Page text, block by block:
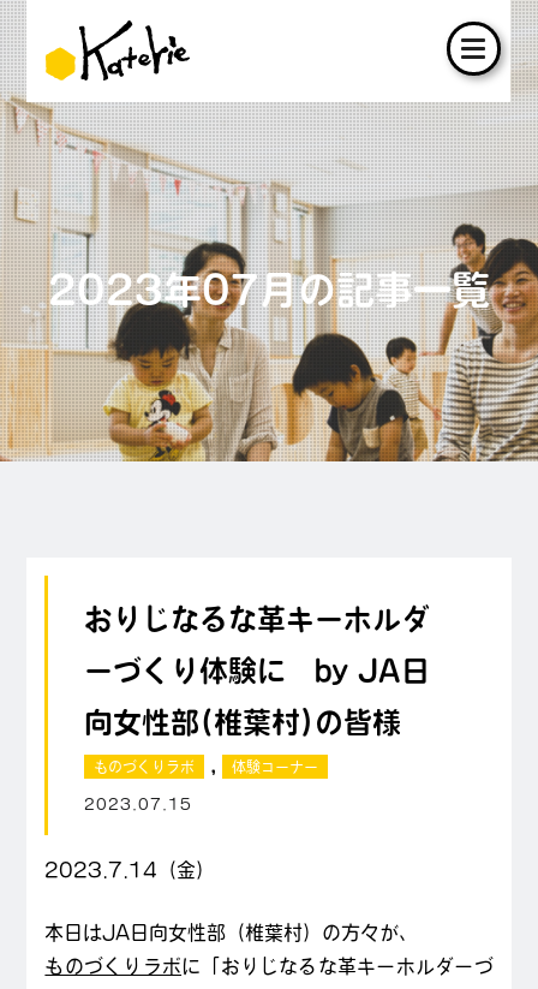
2023年07月の記事一覧
おりじなるな革キーホルダ
ーづくり体験に by JA日
向女性部(椎葉村)の皆様
ものづくりラボ , 体験コーナー
2023.07.15
2023.7.14（金）
本日はJA日向女性部（椎葉村）の方々が、
ものづくりラボに「おりじなるな革キーホルダーづ